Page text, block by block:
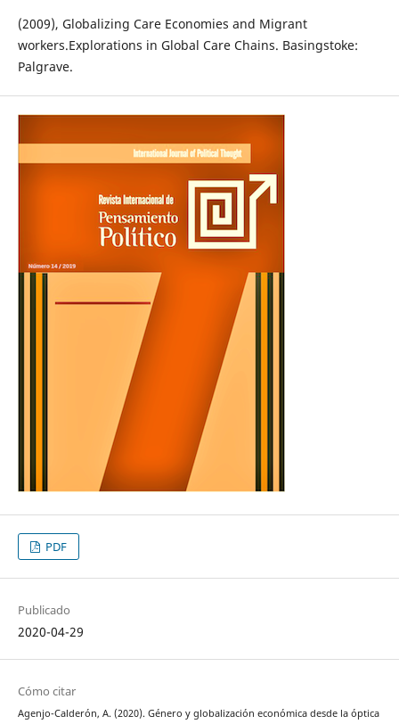
(2009), Globalizing Care Economies and Migrant
workers.Explorations in Global Care Chains. Basingstoke:
Palgrave.
PDF
Publicado
2020-04-29
Cómo citar
Agenjo-Calderón, A. (2020). Género y globalización económica desde la óptica